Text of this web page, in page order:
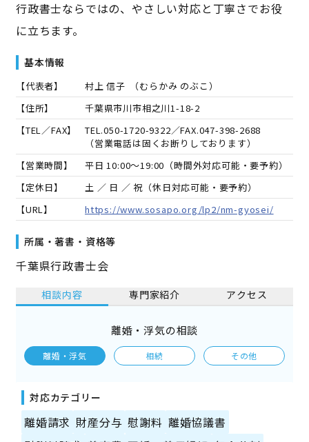
行政書士ならではの、やさしい対応と丁寧さでお役
に立ちます。
基本情報
【代表者】 村上 信子 （むらかみ のぶこ）
【住所】
千葉県市川市相之川1-18-2
【TEL／FAX】
TEL.050-1720-9322／FAX.047-398-2688
（営業電話は固くお断りしております）
【営業時間】
平日 10:00～19:00（時間外対応可能・要予約）
【定休日】
土 ／ 日 ／ 祝（休日対応可能・要予約）
【URL】
https://www.sosapo.org/lp2/nm-gyosei/
所属・著書・資格等
千葉県行政書士会
相談内容 専門家紹介 アクセス
離婚・浮気の相談
離婚・浮気 相続 その他
対応カテゴリー
離婚請求 財産分与 慰謝料 離婚協議書